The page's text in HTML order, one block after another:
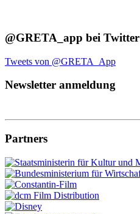
@GRETA_app bei Twitter
Tweets von @GRETA_App
Newsletter anmeldung
Partners